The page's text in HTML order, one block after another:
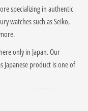
specializing in authentic
watchessuch as Seiko,
only in Japan. Our
product is one of